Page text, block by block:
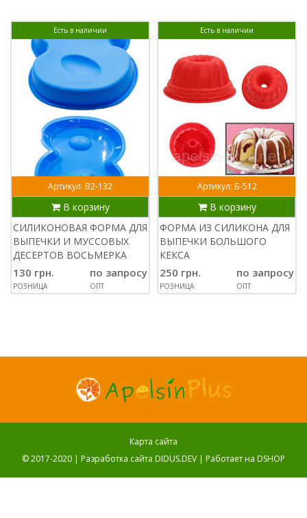
Есть в наличии
Артикул: В2-132
В корзину
СИЛИКОНОВАЯ ФОРМА ДЛЯ
ВЫПЕЧКИ И МУССОВЫХ
ДЕСЕРТОВ ВОСЬМЕРКА
130 грн.
РОЗНИЦА
по запросу
ОПТ
Есть в наличии
Артикул: Б-512
В корзину
ФОРМА ИЗ СИЛИКОНА ДЛЯ
ВЫПЕЧКИ БОЛЬШОГО
КЕКСА
250 грн.
РОЗНИЦА
по запросу
ОПТ
Карта сайта
© 2017-2020 | Разработка сайта DIDUS.DEV | Работает на DSHOP